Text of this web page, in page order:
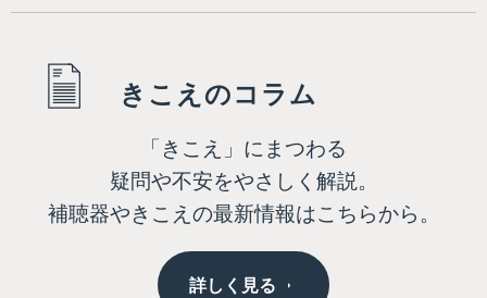
きこえのコラム
「きこえ」にまつわる
疑問や不安をやさしく解説。
補聴器やきこえの最新情報はこちらから。
詳しく見る